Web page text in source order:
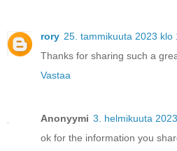
rory 25. tammikuuta 2023 klo
Thanks for sharing such a
Vastaa
Anonyymi 3. helmikuuta
ok for the information you